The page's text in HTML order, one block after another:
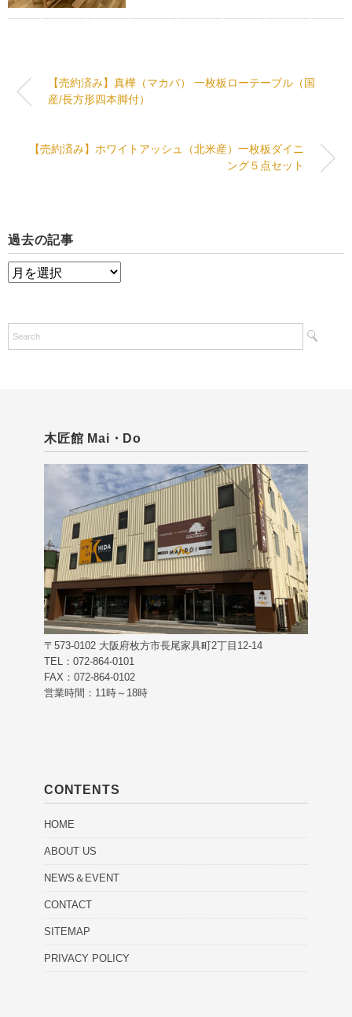
【売約済み】真樺（マカバ） 一枚板ローテーブル（国
産/長方形四本脚付）
【売約済み】ホワイトアッシュ（北米産）一枚板ダイニ
ング５点セット
過去の記事
過
記
事
木匠館 Mai・Do
〒573-0102 大阪府枚方市長尾家具町2丁目12-14
TEL：072-864-0101
FAX：072-864-0102
営業時間：11時～18時
CONTENTS
HOME
ABOUT US
NEWS＆EVENT
CONTACT
SITEMAP
PRIVACY POLICY